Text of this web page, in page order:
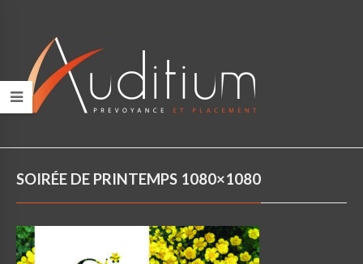
SOIRÉE DE PRINTEMPS 1080×1080